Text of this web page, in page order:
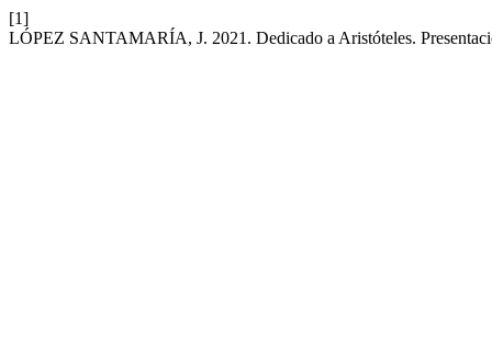
[1]
LÓPEZ SANTAMARÍA, J. 2021. Dedicado a Aristóteles.